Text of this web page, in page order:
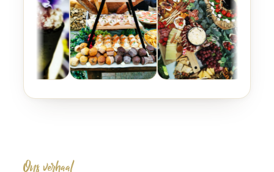
Ons verhaal